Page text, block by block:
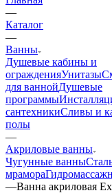
—
Каталог
—
Ванны
Душевые кабины и
огражденияУнитазы
для ваннойДушевые
программы
сантехникиСливы и
полы
—
Акриловые ванны
Чугунные ванны
мрамора
—Ванна акриловая